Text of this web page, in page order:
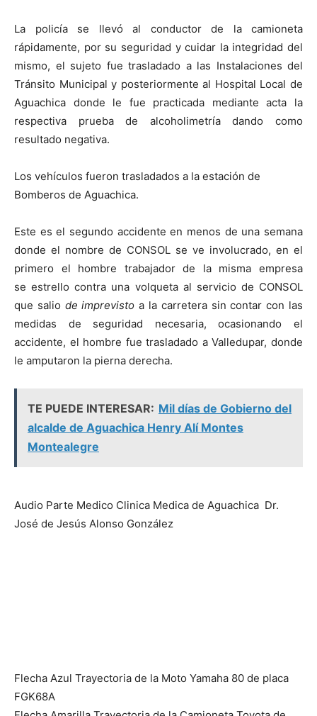
La policía se llevó al conductor de la camioneta
rápidamente, por su seguridad y cuidar la integridad del
mismo, el sujeto fue trasladado a las Instalaciones del
Tránsito Municipal y posteriormente al Hospital Local de
Aguachica donde le fue practicada mediante acta la
respectiva prueba de alcoholimetría dando como
resultado negativa.
Los vehículos fueron trasladados a la estación de
Bomberos de Aguachica.
Este es el segundo accidente en menos de una semana
donde el nombre de CONSOL se ve involucrado, en el
primero el hombre trabajador de la misma empresa
se estrello contra una volqueta al servicio de CONSOL
que salio de imprevisto a la carretera sin contar con las
medidas de seguridad necesaria, ocasionando el
accidente, el hombre fue trasladado a Valledupar, donde
le amputaron la pierna derecha.
TE PUEDE INTERESAR: Mil días de Gobierno del
alcalde de Aguachica Henry Alí Montes
Montealegre
Audio Parte Medico Clinica Medica de Aguachica Dr.
José de Jesús Alonso González
Flecha Azul Trayectoria de la Moto Yamaha 80 de placa
FGK68A